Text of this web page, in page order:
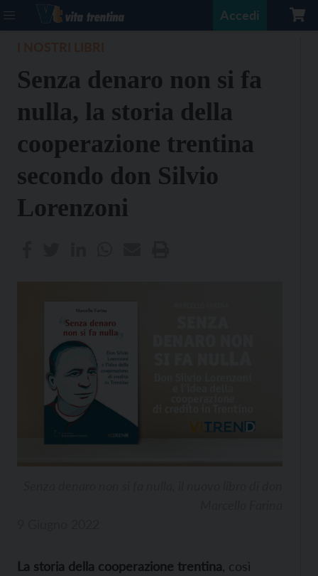
Accedi
Senza denaro non si fa
nulla, la storia della
cooperazione trentina
secondo don Silvio
Lorenzoni
La storia della cooperazione trentina , così